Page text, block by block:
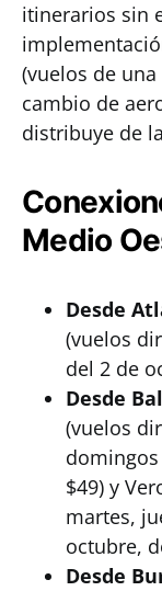
itinerarios sin
(vuelos de
cambio de
distribuye de
Medio
Desde
(vuelos
del 2 de
Desde
(vuelos
$49) y
martes,
octubre,
Desde